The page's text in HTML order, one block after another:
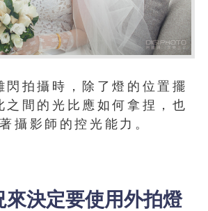
拍攝時，除了燈的位置擺
之間的光比應如何拿捏，也
攝影師的控光能力。
來決定要使用外拍燈